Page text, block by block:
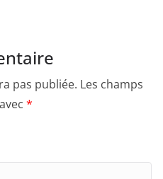
pas publiée. Les champs
*